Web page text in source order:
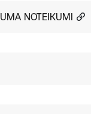
NOTEIKUMI